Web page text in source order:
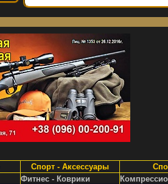
Спорт - Аксессуары
Фитнес - Коврики